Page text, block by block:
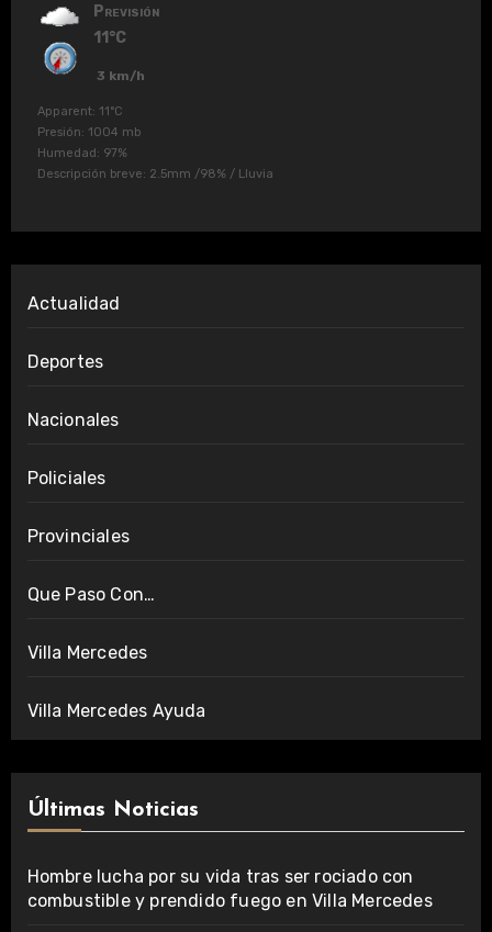
Previsión
11°C
3 km/h
Apparent: 11°C
Presión: 1004 mb
Humedad: 97%
Descripción breve: 2.5mm /98% / Lluvia
Actualidad
Deportes
Nacionales
Policiales
Provinciales
Que Paso Con…
Villa Mercedes
Villa Mercedes Ayuda
Últimas Noticias
Hombre lucha por su vida tras ser rociado con
combustible y prendido fuego en Villa Mercedes